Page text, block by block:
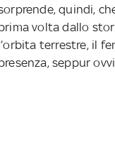
quindi,
volta dallo
terrestre, il
seppur